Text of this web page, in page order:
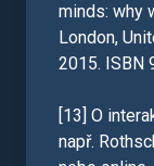
minds: why
London,
2015. ISBN
[13] O
např.